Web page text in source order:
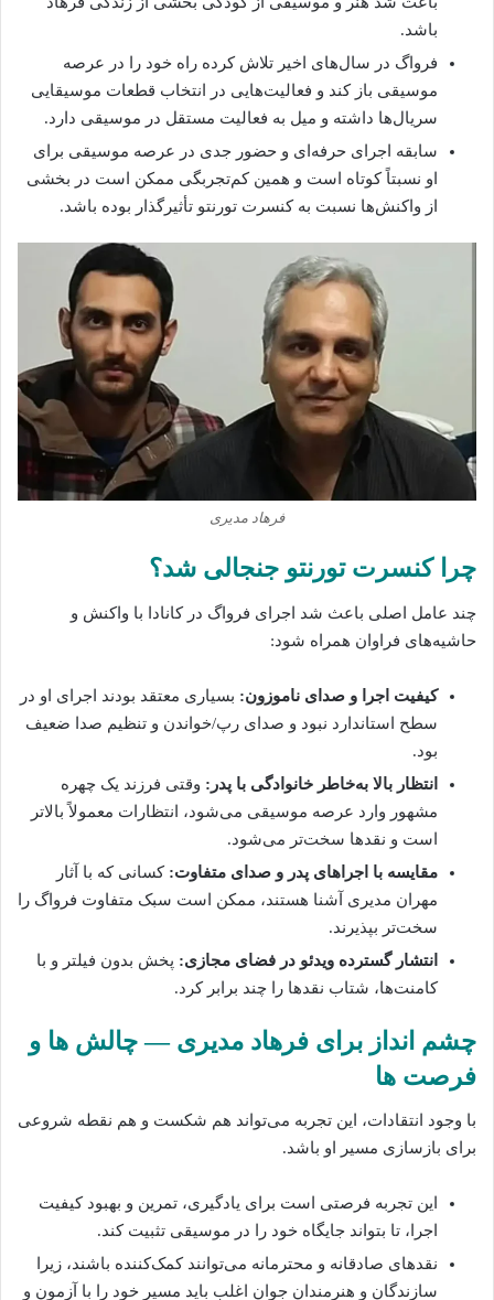
باشد.
فرواگ در سال‌های اخیر تلاش کرده راه خود را در عرصه
موسیقی باز کند و فعالیت‌هایی در انتخاب قطعات موسیقایی
سریال‌ها داشته و میل به فعالیت مستقل در موسیقی دارد.
سابقه اجرای حرفه‌ای و حضور جدی در عرصه موسیقی برای
او نسبتاً کوتاه است و همین کم‌تجربگی ممکن است در بخشی
از واکنش‌ها نسبت به کنسرت تورنتو تأثیرگذار بوده باشد.
فرهاد مدیری
چرا کنسرت تورنتو جنجالی شد؟
چند عامل اصلی باعث شد اجرای فرواگ در کانادا با واکنش و
حاشیه‌های فراوان همراه شود:
کیفیت اجرا و صدای ناموزون: بسیاری معتقد بودند اجرای او در
سطح استاندارد نبود و صدای رپ/خواندن و تنظیم صدا ضعیف
بود.
انتظار بالا به‌خاطر خانوادگی با پدر: وقتی فرزند یک چهره
مشهور وارد عرصه موسیقی می‌شود، انتظارات معمولاً بالاتر
است و نقدها سخت‌تر می‌شود.
مقایسه با اجراهای پدر و صدای متفاوت: کسانی که با آثار
مهران مدیری آشنا هستند، ممکن است سبک متفاوت فرواگ را
سخت‌تر بپذیرند.
انتشار گسترده ویدئو در فضای مجازی: پخش بدون فیلتر و با
کامنت‌ها، شتاب نقدها را چند برابر کرد.
چشم‌ انداز برای فرهاد مدیری — چالش‌ ها و
فرصت‌ ها
با وجود انتقادات، این تجربه می‌تواند هم شکست و هم نقطه شروعی
برای بازسازی مسیر او باشد.
این تجربه فرصتی است برای یادگیری، تمرین و بهبود کیفیت
اجرا، تا بتواند جایگاه خود را در موسیقی تثبیت کند.
نقدهای صادقانه و محترمانه می‌توانند کمک‌کننده باشند، زیرا
سازندگان و هنرمندان جوان اغلب باید مسیر خود را با آزمون و